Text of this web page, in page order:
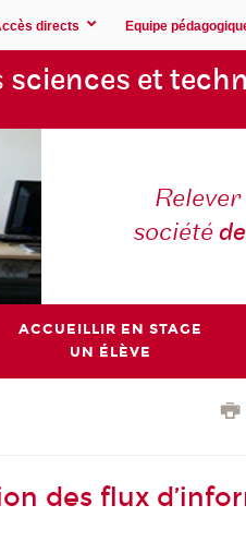
directs Equipe
sciences et
société
ACCUEILLIR EN STAGE
UN ÉLÈVE
des flux